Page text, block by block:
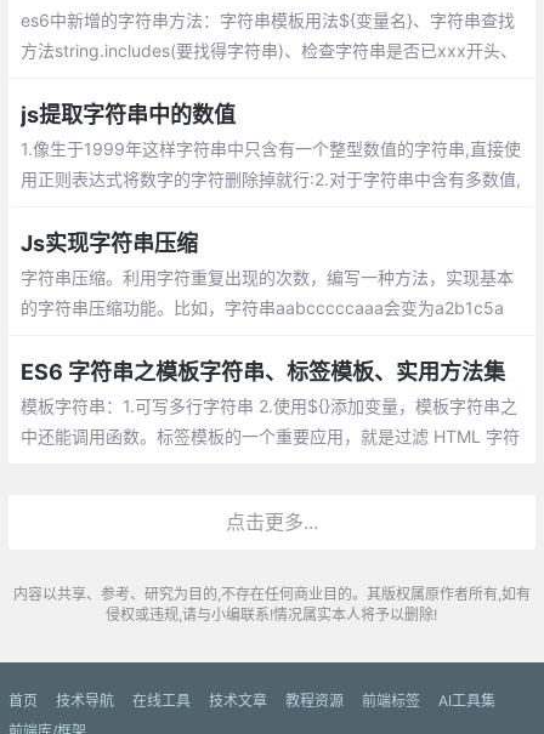
es6中新增的字符串方法：字符串模板用法${变量名}、字符串查找
方法string.includes(要找得字符串)、检查字符串是否已xxx开头、
js提取字符串中的数值
1.像生于1999年这样字符串中只含有一个整型数值的字符串,直接使
用正则表达式将数字的字符删除掉就行:2.对于字符串中含有多数值,
含整数和小数):
Js实现字符串压缩
字符串压缩。利用字符重复出现的次数，编写一种方法，实现基本
的字符串压缩功能。比如，字符串aabcccccaaa会变为a2b1c5a
设字符串中只包含大小写英文字母
ES6 字符串之模板字符串、标签模板、实用方法集
模板字符串：1.可写多行字符串 2.使用${}添加变量，模板字符串之
中还能调用函数。标签模板的一个重要应用，就是过滤 HTML 字符
点击更多...
内容以共享、参考、研究为目的,不存在任何商业目的。其版权属原作者所有,如有
侵权或违规,请与小编联系!情况属实本人将予以删除!
首页 技术导航 在线工具 技术文章 教程资源 前端标签
AI工具集
前端库/框架